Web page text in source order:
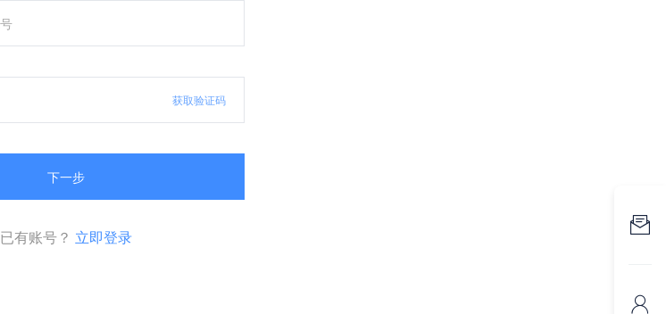
获取验证码
下一步
已有账号？ 立即登录

